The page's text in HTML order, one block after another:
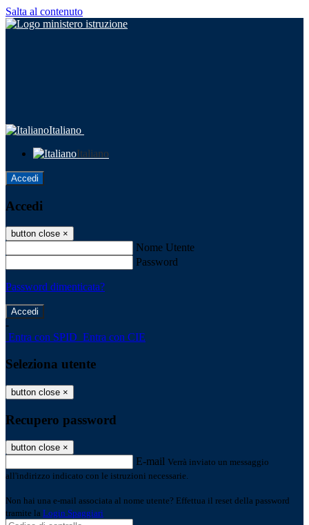
Salta al contenuto
Italiano
Italiano
Accedi
Accedi
button close ×
Nome Utente
Password
Password dimenticata?
-
Entra con SPID Entra con CIE
Seleziona utente
button close ×
Recupero password
button close ×
E-mail Verrà inviato un messaggio
all'indirizzo indicato con le istruzioni necessarie.
Non hai una e-mail associata al nome utente? Effettua il reset della password
tramite la Login Spaggiari